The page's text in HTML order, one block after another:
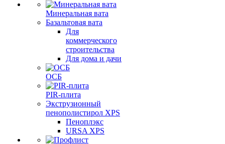
Минеральная вата
Базальтовая вата
Для
коммерческого
строительства
Для дома и дачи
ОСБ
PIR-плита
Экструзионный
пенополистирол XPS
Пеноплэкс
URSA XPS